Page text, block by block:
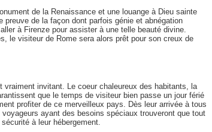
de la Renaissance et une louange à Dieu sainte
de la façon dont parfois génie et abnégation
à Firenze pour assister à une telle beauté divine.
le visiteur de Rome sera alors prêt pour son creux de
invitant. Le coeur chaleureux des habitants, la
que le temps de visiteur bien passe un jour férié
profiter de ce merveilleux pays. Dès leur arrivée à tous
ayant des besoins spéciaux trouveront que tout
à leur hébergement.